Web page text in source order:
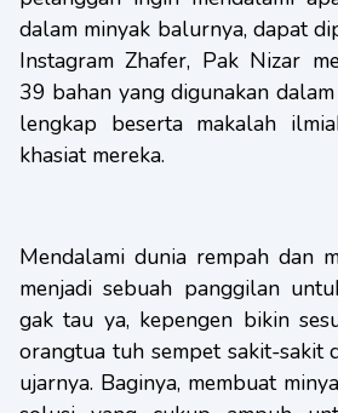
dalam minyak balurnya, dapat
Instagram Zhafer, Pak Nizar
39 bahan yang digunakan
lengkap beserta makalah
khasiat mereka.
Mendalami dunia rempah dan
menjadi sebuah panggilan
gak tau ya, kepengen bikin
orangtua tuh sempet sakit-sakit
ujarnya. Baginya, membuat